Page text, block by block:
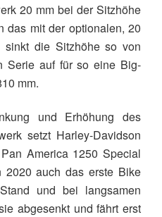
20 mm bei der Sitzhöhe
das mit der optionalen, 20
sinkt die Sitzhöhe so von
Serie auf für so eine Big-
mm.
und Erhöhung des
setzt Harley-Davidson
America 1250 Special
auch das erste Bike
und bei langsamen
abgesenkt und fährt erst